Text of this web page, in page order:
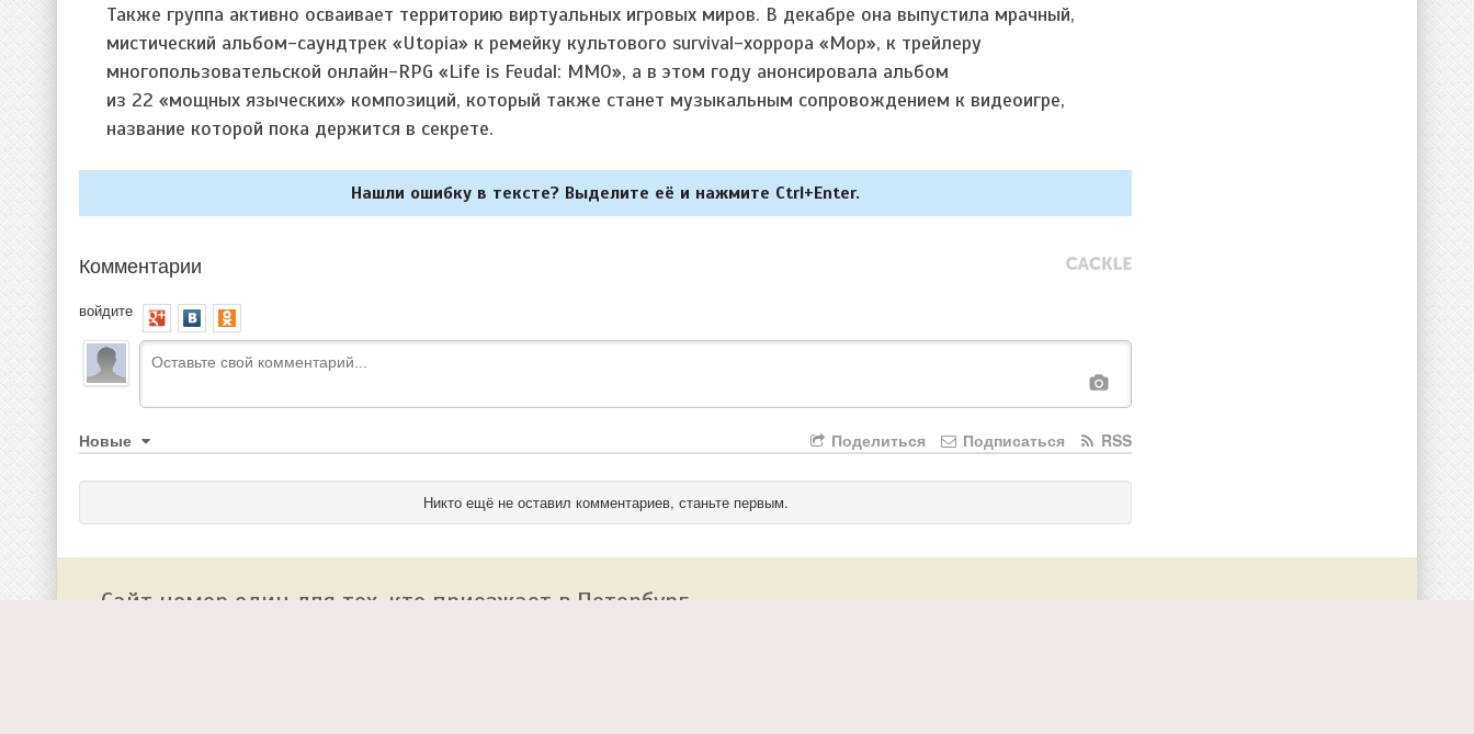
Также группа активно осваивает территорию виртуальных игровых миров. В декабре она выпустила мрачный,
мистический альбом-саундтрек «Utopia» к ремейку культового survival-хоррора «Мор», к трейлеру
многопользовательской онлайн-RPG «Life is Feudal: MMO», а в этом году анонсировала альбом
из 22 «мощных языческих» композиций, который также станет музыкальным сопровождением к видеоигре,
название которой пока держится в секрете.
Нашли ошибку в тексте? Выделите её и нажмите Ctrl+Enter.
Комментарии
войдите
Новые RSS
Подписаться
Поделиться
Никто ещё не оставил комментариев, станьте первым.
Сайт номер один для тех, кто приезжает в Петербург